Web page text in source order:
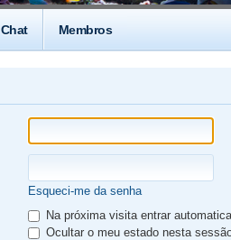
Chat Membros
Esqueci-me da senha
Na próxima visita entrar
Ocultar o meu estado nesta